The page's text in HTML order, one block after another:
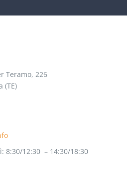
Teramo, 226
(TE)
8:30/12:30 – 14:30/18:30